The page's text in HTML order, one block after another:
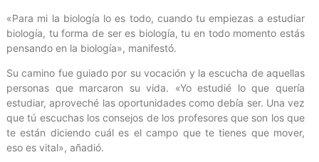
«Para mi la biología lo es todo, cuando tu empiezas a estudiar
biología, tu forma de ser es biología, tu en todo momento estás
pensando en la biología», manifestó.
Su camino fue guiado por su vocación y la escucha de aquellas
personas que marcaron su vida. «Yo estudié lo que quería
estudiar, aproveché las oportunidades como debía ser. Una vez
que tú escuchas los consejos de los profesores que son los que
te están diciendo cuál es el campo que te tienes que mover,
eso es vital», añadió.